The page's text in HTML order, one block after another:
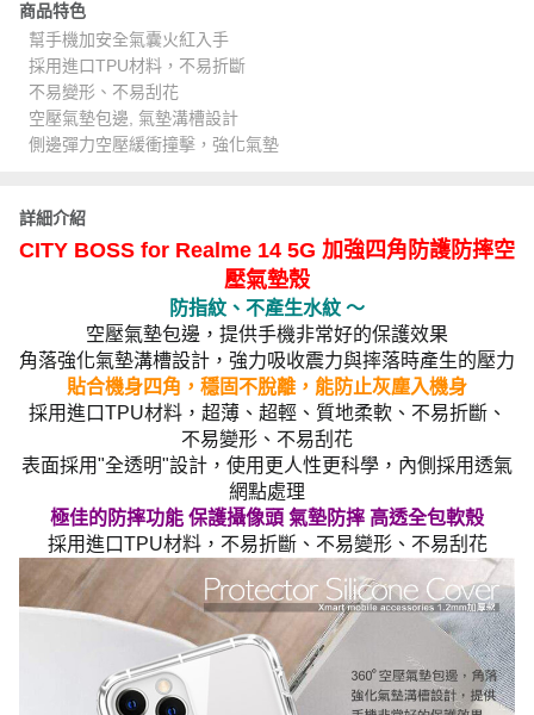
商品特色
幫手機加安全氣囊火紅入手
採用進口TPU材料，不易折斷
不易變形、不易刮花
空壓氣墊包邊, 氣墊溝槽設計
側邊彈力空壓緩衝撞擊，強化氣墊
詳細介紹
CITY BOSS for Realme 14 5G 加強四角防護防摔空
壓氣墊殼
防指紋、不產生水紋 ～
空壓氣墊包邊，提供手機非常好的保護效果
角落強化氣墊溝槽設計，強力吸收震力與摔落時產生的壓力
貼合機身四角，穩固不脫離，能防止灰塵入機身
採用進口TPU材料，超薄、超輕、質地柔軟、不易折斷、
不易變形、不易刮花
表面採用"全透明"設計，使用更人性更科學，內側採用透氣
網點處理
極佳的防摔功能 保護攝像頭 氣墊防摔 高透全包軟殼
採用進口TPU材料，不易折斷、不易變形、不易刮花